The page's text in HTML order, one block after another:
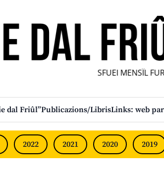
SFUEI MENSÎL
dal Friûl”Publicazions/LibrisLinks: web
2022 2021 2020 2019